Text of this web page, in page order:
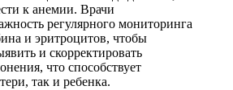
к анемии. Врачи
регулярного мониторинга
и эритроцитов, чтобы
и скорректировать
что способствует
так и ребенка.